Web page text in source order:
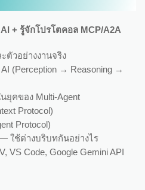
+ รู้จักโปรโตคอล MCP/A2A
ตัวอย่างงานจริง
(Perception → Reasoning →
ยุคของ Multi-Agent
Protocol)
Protocol)
ใช้ต่างบริบทกันอย่างไร
VS Code, Google Gemini API